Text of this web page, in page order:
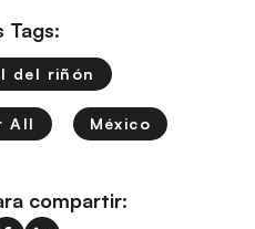
Tags:
del riñón
All México
compartir: